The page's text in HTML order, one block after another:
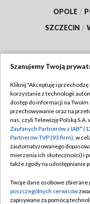
OPOLE /
SZCZECIN /
Abonament TVP
Emisja w TVP
Centrum informacji
Naziemna Telewizja
Rada Programowa
Szanujemy Twoją
Kliknij "Akceptuję i
korzystanie z technologii
dostęp do informacji na
przechowywanie oraz na
nas, czyli Telewizję Polską
Zaufanych Partnerów z IAB*
Partnerów TVP (93 firm), w
zautomatyzowanego
mierzenia ich skuteczności) i
także zgody na udostępnianie
Twoje dane osobowe
poszczególnych serwisów
zapisywane za pomocą